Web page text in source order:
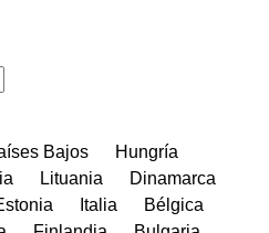
Bajos
Hungría
Lituania
Dinamarca
Italia
Bélgica